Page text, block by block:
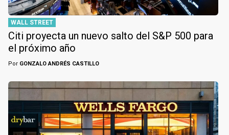
WALL STREET
Citi proyecta un nuevo salto del S&P 500 para
el próximo año
Por GONZALO ANDRÉS CASTILLO